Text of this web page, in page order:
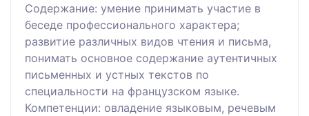
Содержание: умение принимать участие в
беседе профессионального характера;
развитие различных видов чтения и письма,
понимать основное содержание аутентичных
письменных и устных текстов по
специальности на французском языке.
Компетенции: овладение языковым, речевым